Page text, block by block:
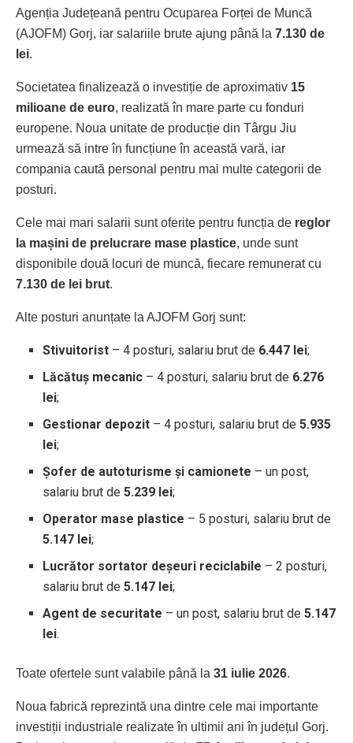
Agenția Județeană pentru Ocuparea Forței de Muncă
(AJOFM) Gorj, iar salariile brute ajung până la 7.130 de
lei.
Societatea finalizează o investiție de aproximativ 15
milioane de euro, realizată în mare parte cu fonduri
europene. Noua unitate de producție din Târgu Jiu
urmează să intre în funcțiune în această vară, iar
compania caută personal pentru mai multe categorii de
posturi.
Cele mai mari salarii sunt oferite pentru funcția de reglor
la mașini de prelucrare mase plastice, unde sunt
disponibile două locuri de muncă, fiecare remunerat cu
7.130 de lei brut.
Alte posturi anunțate la AJOFM Gorj sunt:
Stivuitorist – 4 posturi, salariu brut de 6.447 lei;
Lăcătuș mecanic – 4 posturi, salariu brut de 6.276
lei;
Gestionar depozit – 4 posturi, salariu brut de5.935
lei;
Șofer de autoturisme și camionete – un post,
salariu brut de5.239 lei;
Operator mase plastice – 5 posturi, salariu brut de
5.147 lei;
Lucrător sortator deșeuri reciclabile – 2 posturi,
salariu brut de5.147 lei;
Agent de securitate – un post, salariu brut de5.147
lei.
Toate ofertele sunt valabile până la 31 iulie 2026.
Noua fabrică reprezintă una dintre cele mai importante
investiții industriale realizate în ultimii ani în județul Gorj.